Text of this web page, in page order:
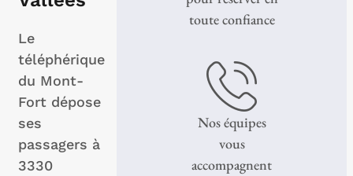
Le
téléphérique
du Mont-
Fort dépose
ses
passagers à
3330
toute confiance
Nos équipes
vous
accompagnent